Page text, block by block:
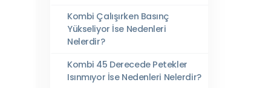
Kombi Çalışırken Basınç
Yükseliyor İse Nedenleri
Nelerdir?
Kombi 45 Derecede Petekler
Isınmıyor İse Nedenleri Nelerdir?